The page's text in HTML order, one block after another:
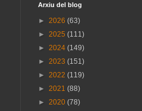
Arxiu del blog
► 2026 (63)
► 2025 (111)
► 2024 (149)
► 2023 (151)
► 2022 (119)
► 2021 (88)
► 2020 (78)